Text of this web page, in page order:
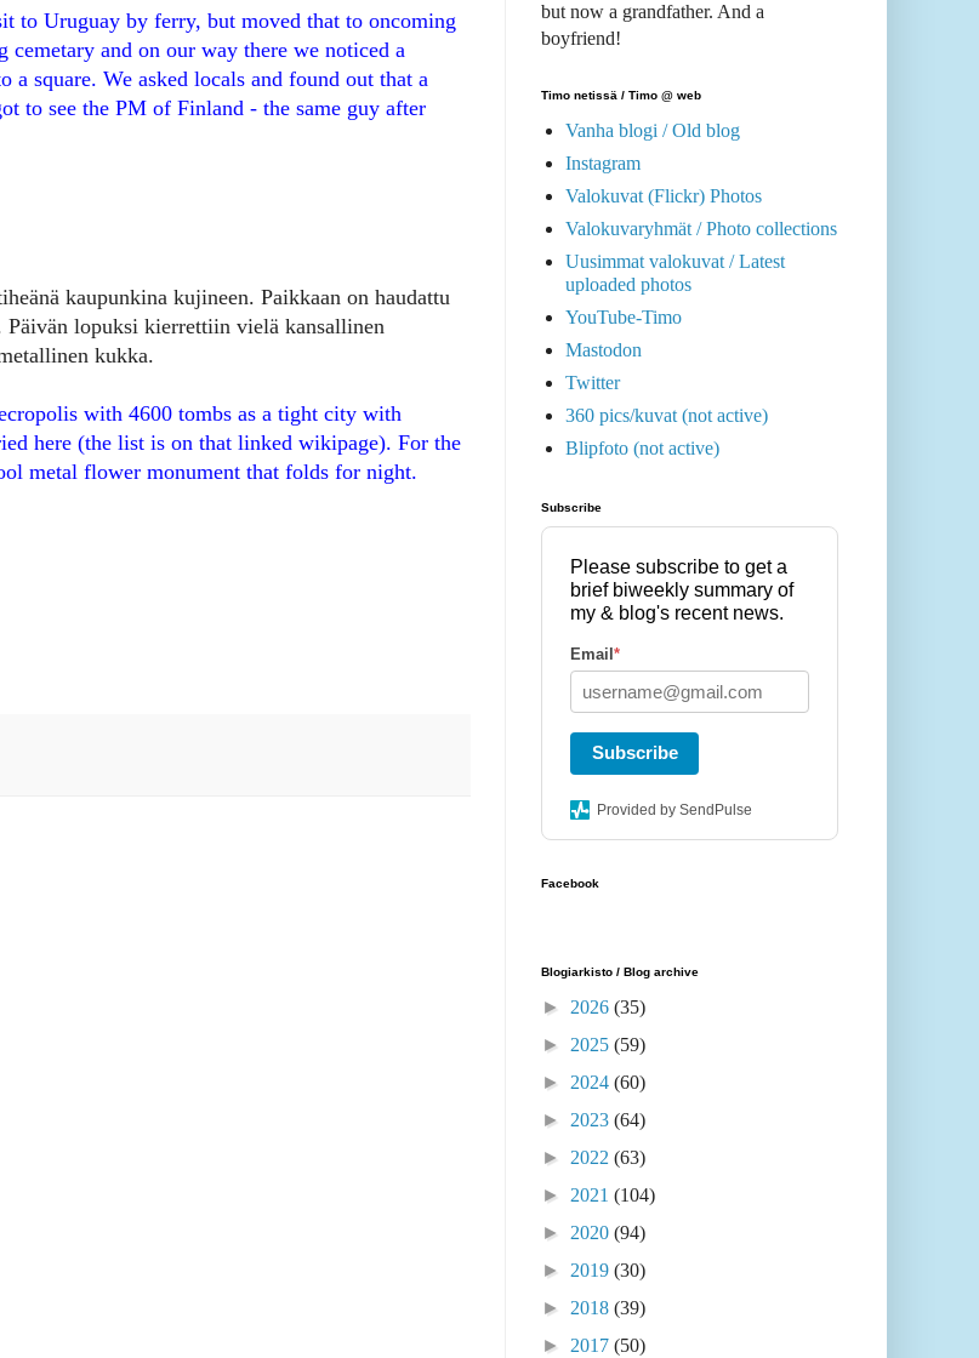
to Uruguay by ferry, but moved that to oncoming
and on our way there we noticed a
square. We asked locals and found out that a
to see the PM of Finland - the same guy after
kaupunkina kujineen. Paikkaan on haudattu
lopuksi kierrettiin vielä kansallinen
kukka.
with 4600 tombs as a tight city with
here (the list is on that linked wikipage). For the
metal flower monument that folds for night.
but now a grandfather. And a
boyfriend!
Timo netissä / Timo @ web
Vanha blogi / Old blog
Instagram
Valokuvat (Flickr) Photos
Valokuvaryhmät / Photo collections
Uusimmat valokuvat / Latest
uploaded photos
YouTube-Timo
Mastodon
Twitter
360 pics/kuvat (not active)
Blipfoto (not active)
Subscribe
Please subscribe to get a
brief biweekly summary of
my & blog's recent news.
Email *
Subscribe
Provided by SendPulse
Facebook
Blogiarkisto / Blog archive
► 2026 (35)
► 2025 (59)
► 2024 (60)
► 2023 (64)
► 2022 (63)
► 2021 (104)
► 2020 (94)
► 2019 (30)
► 2018 (39)
► 2017 (50)